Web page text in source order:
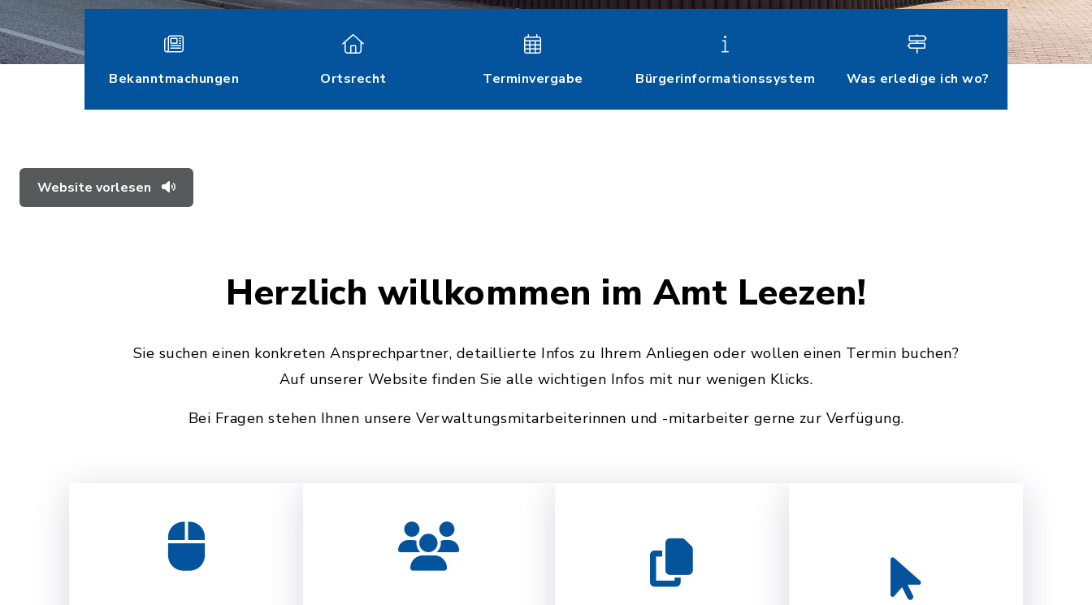
Bekanntmachungen Ortsrecht Terminvergabe Bürgerinformationssystem Was erledige ich wo?
Website vorlesen
Herzlich willkommen im Amt Leezen!
Sie suchen einen konkreten Ansprechpartner, detaillierte Infos zu Ihrem Anliegen oder wollen einen Termin buchen?
Auf unserer Website finden Sie alle wichtigen Infos mit nur wenigen Klicks.
Bei Fragen stehen Ihnen unsere Verwaltungsmitarbeiterinnen und -mitarbeiter gerne zur Verfügung.